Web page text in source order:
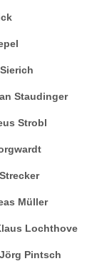
Staudinger
Strobl
Müller
Lochthove
Jörg Pintsch